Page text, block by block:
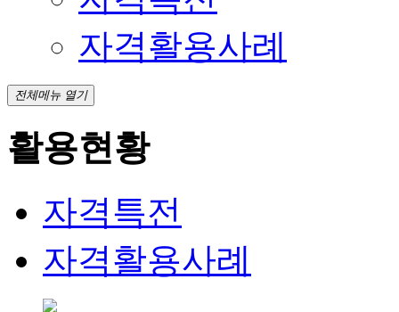
자격활용사례
전체메뉴 열기
활용현황
자격특전
자격활용사례